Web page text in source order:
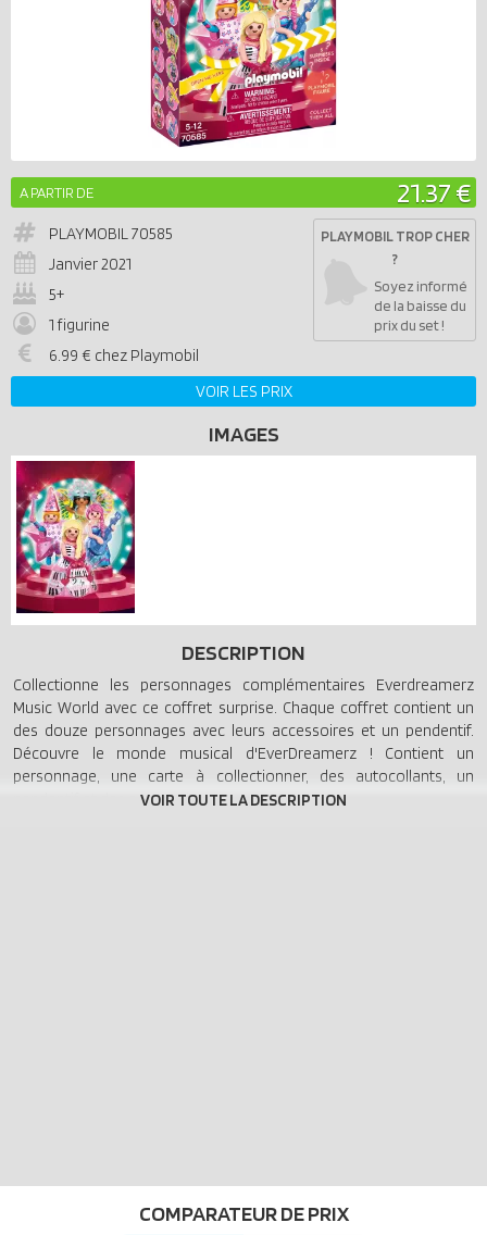
A PARTIR DE 21.37 €
PLAYMOBIL70585
Janvier 2021
5+
1 figurine
6.99 € chez Playmobil
PLAYMOBIL TROP CHER
?
Soyez informé
de la baisse du
prix du set !
VOIR LES PRIX
IMAGES
DESCRIPTION
Collectionne les personnages complémentaires Everdreamerz
Music World avec ce coffret surprise. Chaque coffret contient un
des douze personnages avec leurs accessoires et un pendentif.
Découvre le monde musical d'EverDreamerz ! Contient un
personnage, une carte à collectionner, des autocollants, un
pendentif et des accessoires.
COMPARATEUR DE PRIX